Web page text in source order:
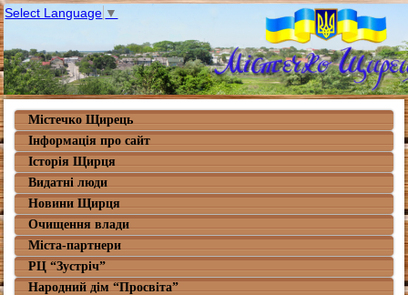
Select Language ▼
Містечко Щирець
Інформація про сайт
Історія Щирця
Видатні люди
Новини Щирця
Очищення влади
Міста-партнери
РЦ “Зустріч”
Народний дім “Просвіта”